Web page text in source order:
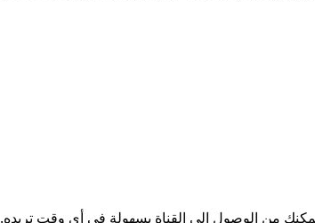
من الوصول إلى القناة بسهولة في أي وقت تريده.